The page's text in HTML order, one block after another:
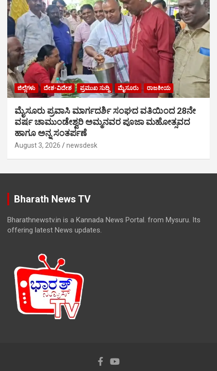
ಜಿಲ್ಲೆಗಳು ದೇಶ-ವಿದೇಶ ಪ್ರಮುಖ ಸುದ್ದಿ ಮೈಸೂರು ರಾಜಕೀಯ
ಮೈಸೂರು ಪ್ರವಾಸಿ ಮಾರ್ಗದರ್ಶಿ ಸಂಘದ ವತಿಯಿಂದ 28ನೇ
ವರ್ಷ ಚಾಮುಂಡೇಶ್ವರಿ ಅಮ್ಮನವರ ಪೂಜಾ ಮಹೋತ್ಸವದ
ಹಾಗೂ ಅನ್ನ ಸಂತರ್ಪಣೆ
August 3, 2026 newsdesk
Bharath News TV
Bharathnewstv.in is a Kannada News Portal. from Mysuru. Its
offering latest News updates.